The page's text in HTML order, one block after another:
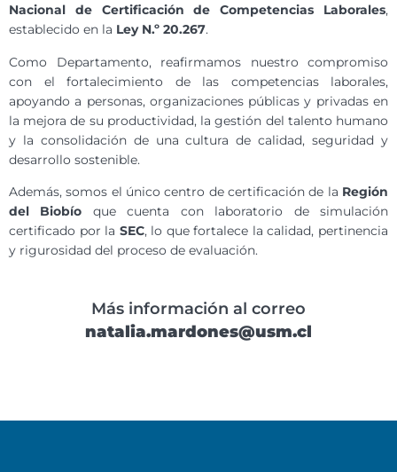
Nacional de Certificación de Competencias Laborales,
establecido en la Ley N.º 20.267.
Como Departamento, reafirmamos nuestro compromiso
con el fortalecimiento de las competencias laborales,
apoyando a personas, organizaciones públicas y privadas en
la mejora de su productividad, la gestión del talento humano
y la consolidación de una cultura de calidad, seguridad y
desarrollo sostenible.
Además, somos el único centro de certificación de la Región
del Biobío que cuenta con laboratorio de simulación
certificado por la SEC, lo que fortalece la calidad, pertinencia
y rigurosidad del proceso de evaluación.
Más información al correo
natalia.mardones@usm.cl